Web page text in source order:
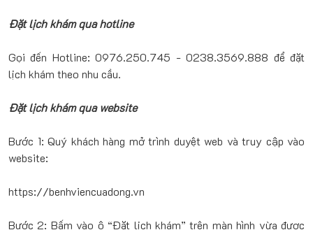
Đặt lịch khám qua hotline
Gọi đến Hotline: 0976.250.745 - 0238.3569.888 để đặt
lịch khám theo nhu cầu.
Đặt lịch khám qua website
Bước 1: Quý khách hàng mở trình duyệt web và truy cập vào
website:
https://benhviencuadong.vn
Bước 2: Bấm vào ô “Đặt lịch khám” trên màn hình vừa được